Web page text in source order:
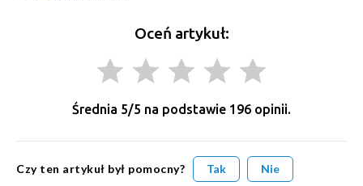
Oceń artykuł:
grade grade grade grade grade
Średnia 5/5 na podstawie 196 opinii.
Czy ten artykuł był pomocny? Tak Nie